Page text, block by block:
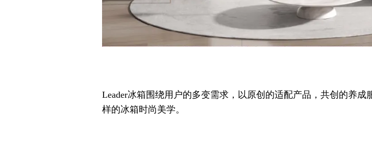
Leader冰箱围绕用户的多变需求，以原创的适配产品，共创的养
样的冰箱时尚美学。